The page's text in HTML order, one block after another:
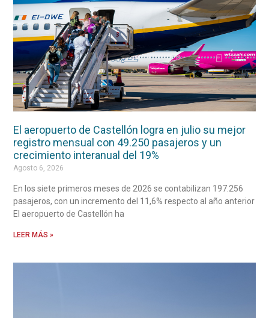
El aeropuerto de Castellón logra en julio su mejor
registro mensual con 49.250 pasajeros y un
crecimiento interanual del 19%
Agosto 6, 2026
En los siete primeros meses de 2026 se contabilizan 197.256
pasajeros, con un incremento del 11,6% respecto al año anterior
El aeropuerto de Castellón ha
LEER MÁS »